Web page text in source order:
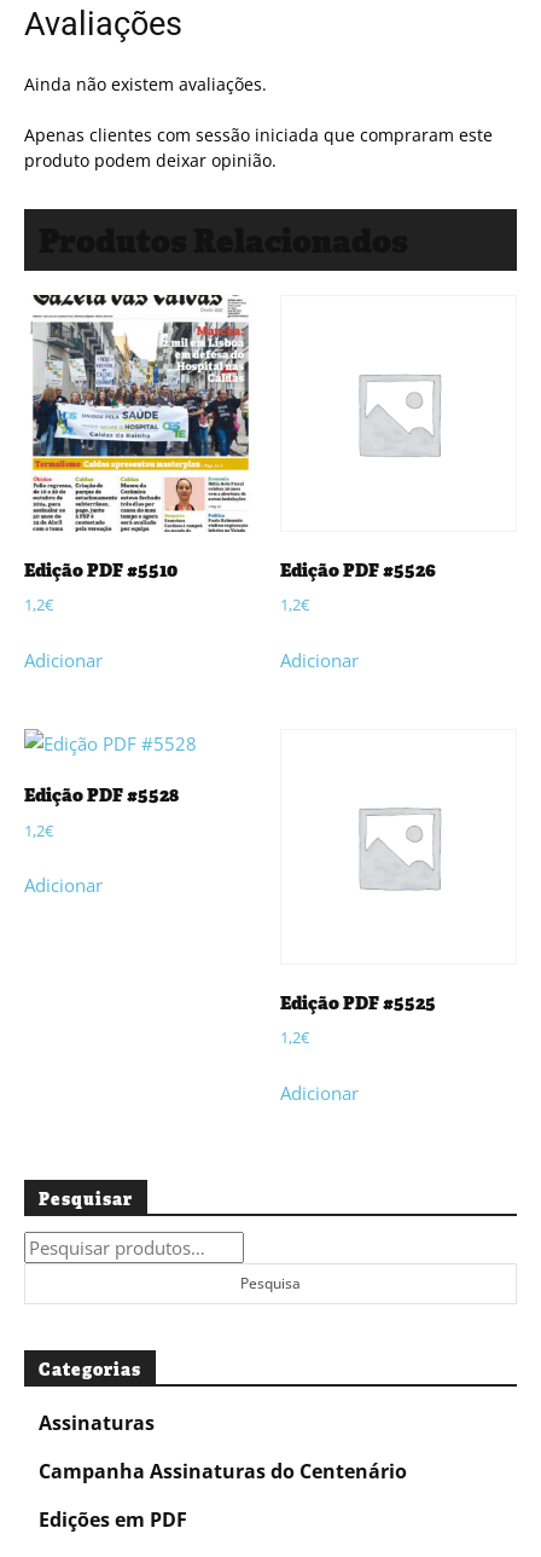
Avaliações
Ainda não existem avaliações.
Apenas clientes com sessão iniciada que compraram este
produto podem deixar opinião.
Edição PDF #5510
1,2€
Adicionar
Edição PDF #5526
1,2€
Adicionar
Edição PDF #5528
1,2€
Adicionar
Edição PDF #5525
1,2€
Adicionar
Pesquisar
Pesquisar
por:
Pesquisa
Categorias
Assinaturas
Campanha Assinaturas do Centenário
Edições em PDF